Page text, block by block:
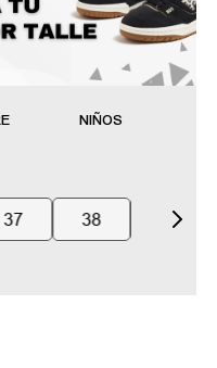
NIÑOS
37 38